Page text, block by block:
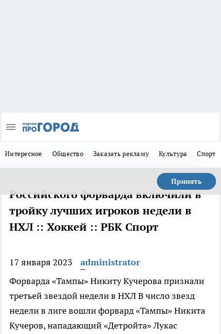
Интересное Общество Заказать рекламу Культура Спорт
Принять
Российского форварда включили в
тройку лучших игроков недели в
НХЛ :: Хоккей :: РБК Спорт
17 января 2023
administrator
Форварда «Тампы» Никиту Кучерова признали
третьей звездой недели в НХЛВ число звезд
недели в лиге вошли форвард «Тампы» Никита
Кучеров, нападающий «Детройта» Лукас